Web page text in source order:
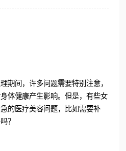
期间，许多问题需要特别注意，
体健康产生影响。但是，有些女
的医疗美容问题，比如需要补
？